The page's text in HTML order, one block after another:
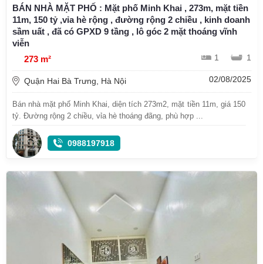
BÁN NHÀ MẶT PHỐ : Mặt phố Minh Khai , 273m, mặt tiền
11m, 150 tỷ ,vỉa hè rộng , đường rộng 2 chiều , kinh doanh
sầm uất , đã có GPXD 9 tầng , lô góc 2 mặt thoáng vĩnh
viễn
273 m²
1 1
Quận Hai Bà Trưng, Hà Nội 02/08/2025
Bán nhà mặt phố Minh Khai, diện tích 273m2, mặt tiền 11m, giá 150
tỷ. Đường rộng 2 chiều, vỉa hè thoáng đãng, phù hợp ...
0988197918